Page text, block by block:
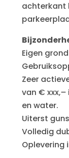
achterkant
Eigen grond
Zeer
van €
en water.
Uiterst
Volledig
Oplevering